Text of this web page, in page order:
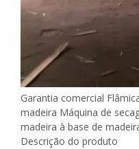
Garantia comercial
madeira Máquina de
madeira à base de
Descrição do produto